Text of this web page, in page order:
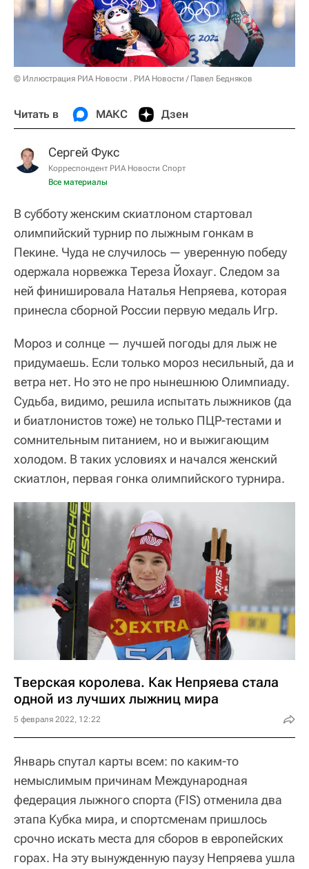
© Иллюстрация РИА Новости . РИА Новости / Павел Бедняков
Читать в МАКС Дзен
Сергей Фукс
Корреспондент РИА Новости Спорт
Все материалы
В субботу женским скиатлоном стартовал
олимпийский турнир по лыжным гонкам в
Пекине. Чуда не случилось — уверенную победу
одержала норвежка Тереза Йохауг. Следом за
ней финишировала Наталья Непряева, которая
принесла сборной России первую медаль Игр.
Мороз и солнце — лучшей погоды для лыж не
придумаешь. Если только мороз несильный, да и
ветра нет. Но это не про нынешнюю Олимпиаду.
Судьба, видимо, решила испытать лыжников (да
и биатлонистов тоже) не только ПЦР-тестами и
сомнительным питанием, но и выжигающим
холодом. В таких условиях и начался женский
скиатлон, первая гонка олимпийского турнира.
Тверская королева. Как Непряева стала
одной из лучших лыжниц мира
5 февраля 2022, 12:22
Январь спутал карты всем: по каким-то
немыслимым причинам Международная
федерация лыжного спорта (FIS) отменила два
этапа Кубка мира, и спортсменам пришлось
срочно искать места для сборов в европейских
горах. На эту вынужденную паузу Непряева ушла